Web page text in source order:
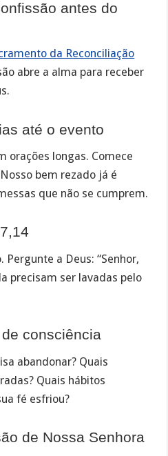
antes do
da Reconciliação
abre a alma para receber
até o evento
orações longas. Comece
bem rezado já é
que não se cumprem.
a Deus: “Senhor,
precisam ser lavadas pelo
consciência
abandonar? Quais
Quais hábitos
fé esfriou?
de Nossa Senhora